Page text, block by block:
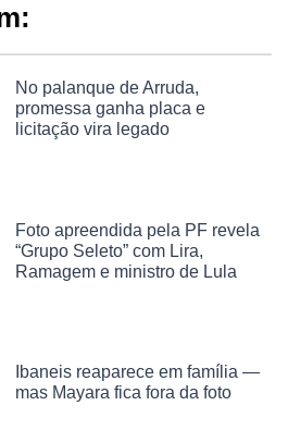
No palanque de Arruda,
promessa ganha placa e
licitação vira legado
Foto apreendida pela PF revela
“Grupo Seleto” com Lira,
Ramagem e ministro de Lula
Ibaneis reaparece em família —
mas Mayara fica fora da foto